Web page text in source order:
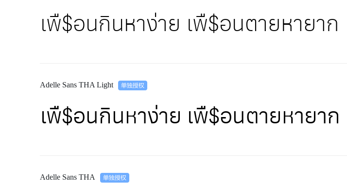
เพื$อนกินหาง่าย เพื$อนตายหายาก
Adelle Sans THA Light
เพื$อนกินหาง่าย เพื$อนตายหายาก
Adelle Sans THA